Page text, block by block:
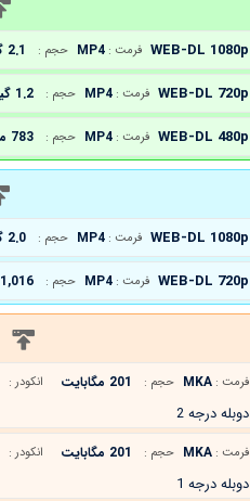
WEB-DL 1080p فرمت : MP4 حجم : 2.1 گیگابایت
WEB-DL 720p فرمت : MP4 حجم : 1.2 گیگابایت
WEB-DL 480p فرمت : MP4 حجم : 783 مگابایت
WEB-DL 1080p فرمت : MP4 حجم : 2.0 گیگابایت
WEB-DL 720p فرمت : MP4 حجم : 1,016 مگابایت
فرمت : MKA حجم : 201 مگابایت انکودر :
دوبله درجه 2
فرمت : MKA حجم : 201 مگابایت انکودر :
دوبله درجه 1